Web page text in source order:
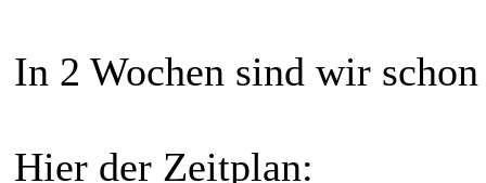
In 2 Wochen sind wir
Hier der Zeitplan: